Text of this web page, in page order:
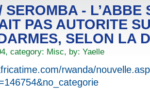
SEROMBA - L’ABBE
PAS AUTORITE
SELON LA
category: Misc, by: Yaelle
rwanda/